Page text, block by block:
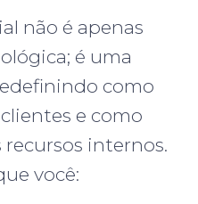
não é apenas
é uma
como
e como
internos.
você: